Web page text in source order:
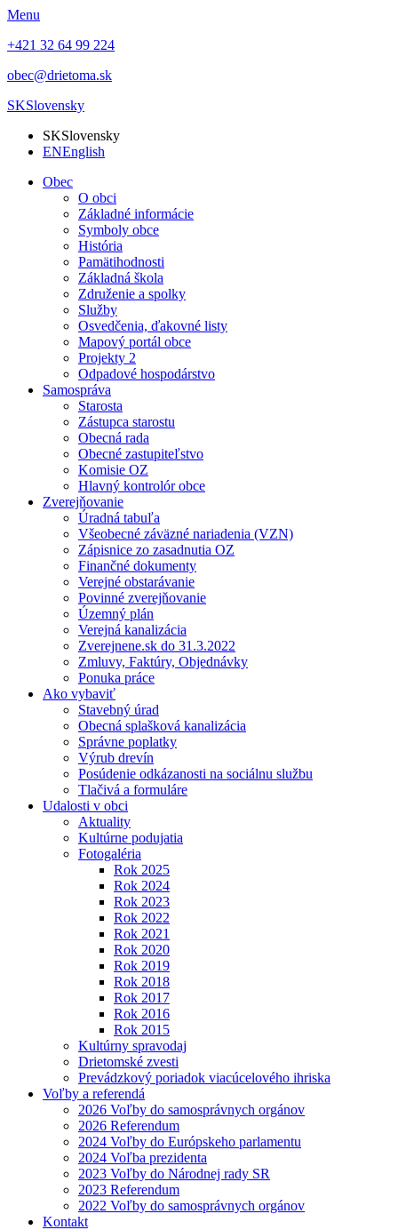
Menu
+421 32 64 99 224
obec@drietoma.sk
SKSlovensky
SKSlovensky
ENEnglish
Obec
O obci
Základné informácie
Symboly obce
História
Pamätihodnosti
Základná škola
Združenie a spolky
Služby
Osvedčenia, ďakovné listy
Mapový portál obce
Projekty 2
Odpadové hospodárstvo
Samospráva
Starosta
Zástupca starostu
Obecná rada
Obecné zastupiteľstvo
Komisie OZ
Hlavný kontrolór obce
Zverejňovanie
Úradná tabuľa
Všeobecné záväzné nariadenia (VZN)
Zápisnice zo zasadnutia OZ
Finančné dokumenty
Verejné obstarávanie
Povinné zverejňovanie
Územný plán
Verejná kanalizácia
Zverejnene.sk do 31.3.2022
Zmluvy, Faktúry, Objednávky
Ponuka práce
Ako vybaviť
Stavebný úrad
Obecná splašková kanalizácia
Správne poplatky
Výrub drevín
Posúdenie odkázanosti na sociálnu službu
Tlačivá a formuláre
Udalosti v obci
Aktuality
Kultúrne podujatia
Fotogaléria
Rok 2025
Rok 2024
Rok 2023
Rok 2022
Rok 2021
Rok 2020
Rok 2019
Rok 2018
Rok 2017
Rok 2016
Rok 2015
Kultúrny spravodaj
Drietomské zvesti
Prevádzkový poriadok viacúcelového ihriska
Voľby a referendá
2026 Voľby do samosprávnych orgánov
2026 Referendum
2024 Voľby do Európskeho parlamentu
2024 Voľba prezidenta
2023 Voľby do Národnej rady SR
2023 Referendum
2022 Voľby do samosprávnych orgánov
Kontakt